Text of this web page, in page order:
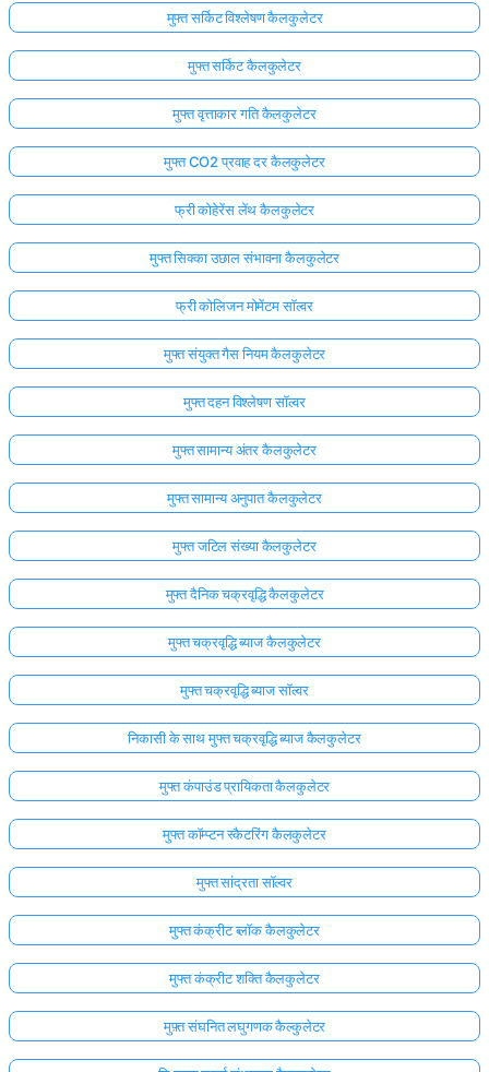
मुफ्त सर्किट विश्लेषण कैलकुलेटर
मुफ्त सर्किट कैलकुलेटर
मुफ्त वृत्ताकार गति कैलकुलेटर
मुफ्त CO2 प्रवाह दर कैलकुलेटर
फ्री कोहेरेंस लेंथ कैलकुलेटर
मुफ्त सिक्का उछाल संभावना कैलकुलेटर
फ्री कोलिजन मोमेंटम सॉल्वर
मुफ्त संयुक्त गैस नियम कैलकुलेटर
मुफ्त दहन विश्लेषण सॉल्वर
मुफ्त सामान्य अंतर कैलकुलेटर
मुफ्त सामान्य अनुपात कैलकुलेटर
मुफ्त जटिल संख्या कैलकुलेटर
मुफ्त दैनिक चक्रवृद्धि कैलकुलेटर
मुफ्त चक्रवृद्धि ब्याज कैलकुलेटर
मुफ्त चक्रवृद्धि ब्याज सॉल्वर
निकासी के साथ मुफ्त चक्रवृद्धि ब्याज कैलकुलेटर
मुफ्त कंपाउंड प्रायिकता कैलकुलेटर
मुफ्त कॉम्प्टन स्कैटरिंग कैलकुलेटर
मुफ्त सांद्रता सॉल्वर
मुफ्त कंक्रीट ब्लॉक कैलकुलेटर
मुफ्त कंक्रीट शक्ति कैलकुलेटर
मुफ़्त संघनित लघुगणक कैल्कुलेटर